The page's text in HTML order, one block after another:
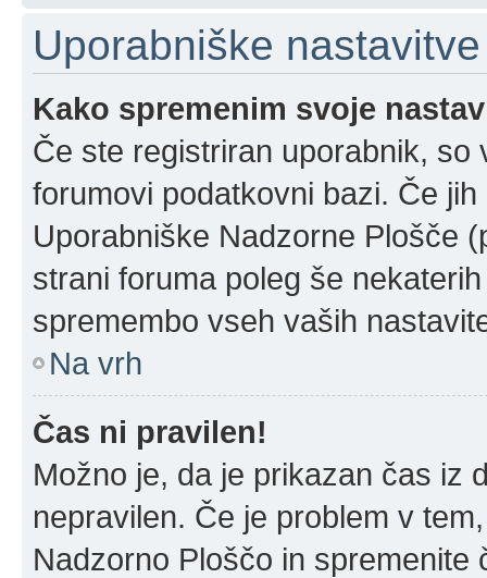
Uporabniške nastavitve
Kako spremenim svoje
Če ste registriran uporabnik,
forumovi podatkovni bazi. Če
Uporabniške Nadzorne Plošče
strani foruma poleg še
spremembo vseh vaših
Na vrh
Čas ni pravilen!
Možno je, da je prikazan čas iz
nepravilen. Če je problem v
Nadzorno Ploščo in